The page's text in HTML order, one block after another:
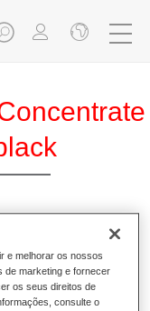
misturar as
Permafleet nas
ser utilizada para
e Permacron
e melhorar os nossos
de marketing e fornecer
os seus direitos de
consulte o